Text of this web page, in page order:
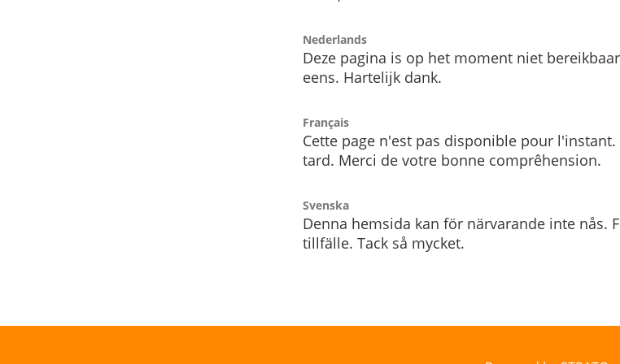
Nederlands
Deze pagina is op het moment niet
eens. Hartelijk dank.
Français
Cette page n'est pas disponible pour
tard. Merci de votre bonne comprêhension.
Svenska
Denna hemsida kan för närvarande inte nås.
tillfälle. Tack så mycket.